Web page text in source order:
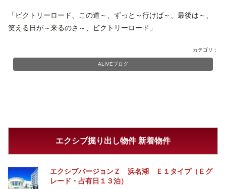
「ビクトリーロード、この道～、ずっと～行けば～、最後は～、
笑える日が～来るのさ～、ビクトリーロード」
カテゴリ：
ALIVEブログ
エクシブ掘り出し物件 新着物件
エクシブバージョンＺ 浜名湖 Ｅ１タイプ（Ｅグ
レード・占有日１３泊）